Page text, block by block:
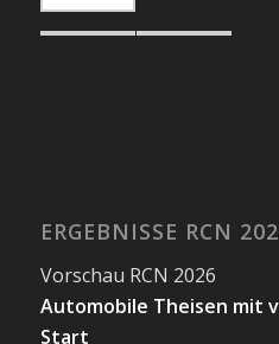
ERGEBNISSE RCN
Vorschau RCN 2026
Automobile Theisen mit
Start